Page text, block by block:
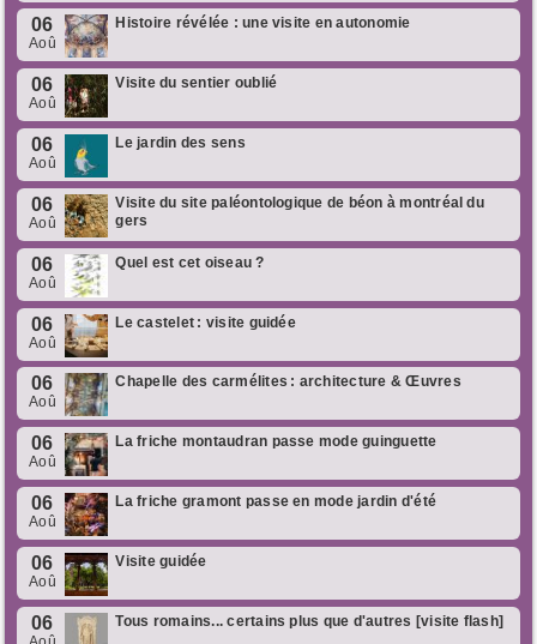
06
Aoû
Histoire révélée : une visite en autonomie
06
Aoû
Visite du sentier oublié
06
Aoû
Le jardin des sens
06
Aoû
Visite du site paléontologique de béon à montréal du
gers
06
Aoû
Quel est cet oiseau ?
06
Aoû
Le castelet : visite guidée
06
Aoû
Chapelle des carmélites : architecture & Œuvres
06
Aoû
La friche montaudran passe mode guinguette
06
Aoû
La friche gramont passe en mode jardin d'été
06
Aoû
Visite guidée
06 Tous romains... certains plus que d'autres [visite flash]